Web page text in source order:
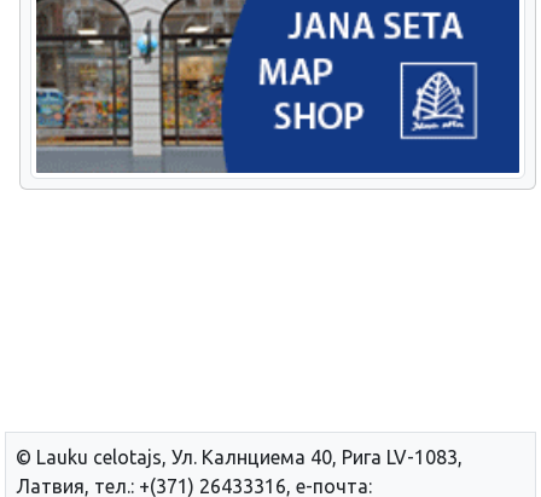
© Lauku сelotajs, Ул. Калнциема 40, Рига LV-1083,
Латвия, тел.: +(371) 26433316, е-почта: